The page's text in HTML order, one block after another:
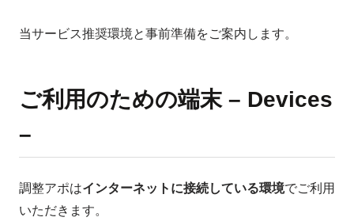
当サービス推奨環境と事前準備をご案内します。
ご利用のための端末 – Devices
–
調整アポはインターネットに接続している環境でご利用
いただきます。